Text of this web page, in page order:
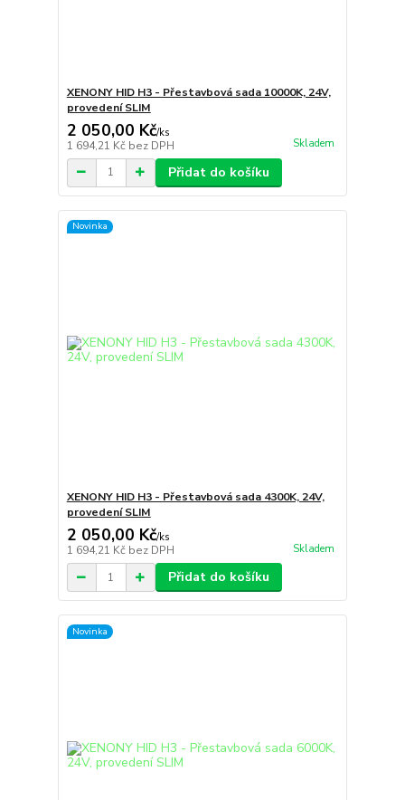
XENONY HID H3 - Přestavbová sada 10000K, 24V,
provedení SLIM
2 050,00 Kč/ks
1 694,21 Kč bez DPH Skladem
Přidat do košíku
Novinka
XENONY HID H3 - Přestavbová sada 4300K, 24V,
provedení SLIM
2 050,00 Kč/ks
1 694,21 Kč bez DPH Skladem
Přidat do košíku
Novinka